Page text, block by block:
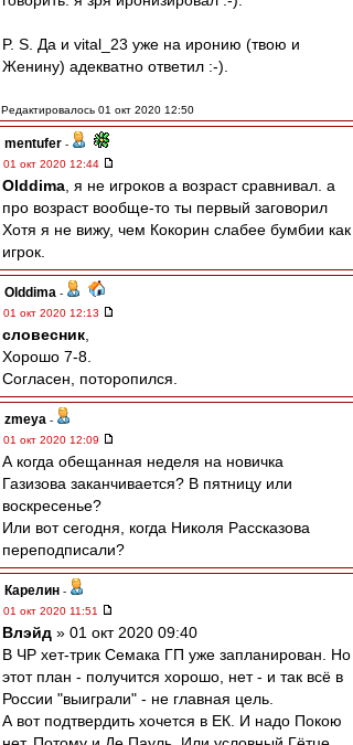
P. S. Да и vital_23 уже на иронию (твою и
Женину) адекватно ответил :-).
Редактировалось 01 окт 2020 12:50
mentufer -
01 окт 2020 12:44
Olddima , я не игроков а возраст сравнивал. а
про возраст вообще-то ты первый заговорил
Хотя я не вижу, чем Кокорин слабее бумбии как
игрок.
Olddima -
01 окт 2020 12:13
словесник
Хорошо 7-8.
Согласен, поторопился.
zmeya -
01 окт 2020 12:09
А когда обещанная неделя на новичка
Газизова заканчивается? В пятницу или
воскресенье?
Или вот сегодня, когда Николя Рассказова
переподписали?
Карелин -
01 окт 2020 11:51
Влэйд » 01 окт 2020 09:40
В ЧР хет-трик Семака ГП уже запланирован. Но
этот план - получится хорошо, нет - и так всё в
России "выиграли" - не главная цель.
А вот подтвердить хочется в ЕК. И надо Покою